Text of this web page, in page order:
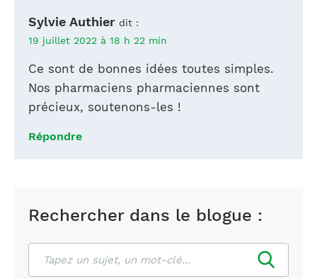
Rechercher dans le blogue :
Sylvie Authier dit :
19 juillet 2022 à 18 h 22 min
Ce sont de bonnes idées toutes simples.
Nos pharmaciens pharmaciennes sont
précieux, soutenons-les !
Répondre